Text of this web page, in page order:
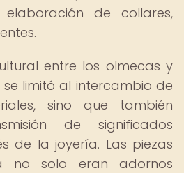
de collares,
entre los olmecas y
limitó al intercambio de
sino que también
de significados
de la joyería. Las piezas
no solo eran adornos